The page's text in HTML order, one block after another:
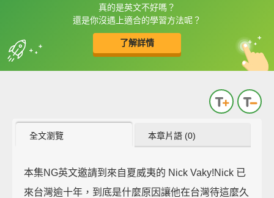
真的是英文不好嗎？
還是你沒遇上適合的學習方法呢？
了解詳情
框選或點兩下字幕可以直接查字典喔！
全文瀏覽 本章片語 (0)
本集NG英文邀請到來自夏威夷的 Nick Vaky!Nick 已
來台灣逾十年，到底是什麼原因讓他在台灣待這麼久